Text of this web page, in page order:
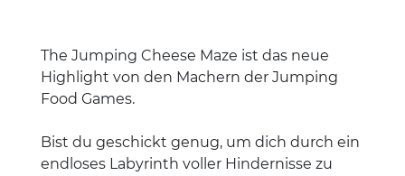
The Jumping Cheese Maze ist das neue
Highlight von den Machern der Jumping
Food Games.
Bist du geschickt genug, um dich durch ein
endloses Labyrinth voller Hindernisse zu